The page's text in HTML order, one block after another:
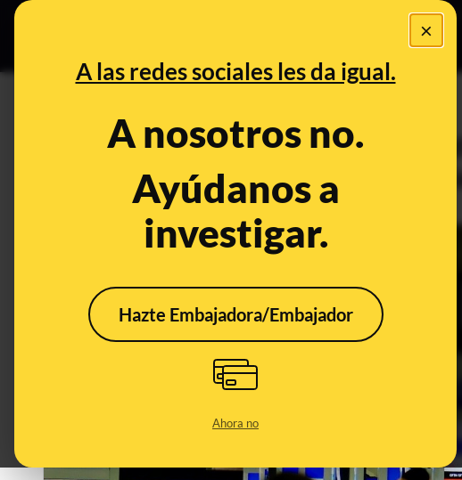
×
A las redes sociales les da igual.
A nosotros no.
Ayúdanos a
investigar.
Hazte Embajadora/Embajador
Ahora no
Bulos Ceuta
PREBUNKING
¿Qué sabemos sobre la
en aeropuertos para detectar a
Mar 7, 2020, 5:14:00 PM